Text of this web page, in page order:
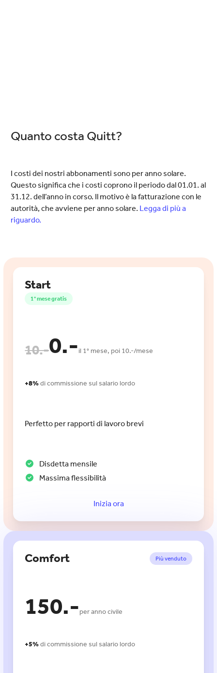
Quanto costa Quitt?
I costi dei nostri abbonamenti sono per anno solare.
Questo significa che i costi coprono il periodo dal 01.01. al
31.12. dell’anno in corso. Il motivo è la fatturazione con le
autorità, che avviene per anno solare. Legga di più a
riguardo.
Start
1° mese gratis
10.-0.-il 1° mese, poi 10.-/mese
+8%di commissione sul salario lordo
Perfetto per rapporti di lavoro brevi
Disdetta mensile
Massima flessibilità
Inizia ora
Comfort Più venduto
150.-per anno civile
+5%di commissione sul salario lordo